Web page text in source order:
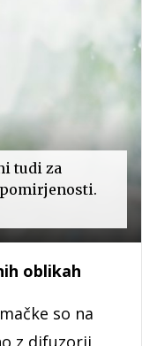
tudi za
oblikah
so na
z difuzorji,